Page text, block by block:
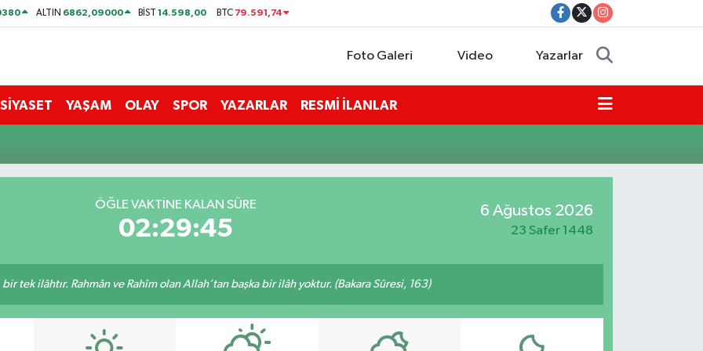
ALTIN 6862,09000 BİST14.598,00 BTC 79.591,74
Foto Galeri Video Yazarlar
SİYASET YAŞAM OLAY SPOR YAZARLAR RESMİ İLANLAR
ÖĞLE VAKTİNE KALAN SÜRE
02:29:45
6 Ağustos 2026
23 Safer 1448
bir tek ilâhtır. Rahmân ve Rahîm olan Allah’tan başka bir ilâh yoktur. (Bakara Sûresi, 163)